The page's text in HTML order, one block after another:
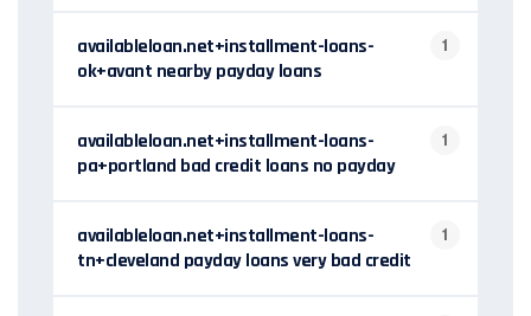
availableloan.net+installment-loans-
ok+avant nearby payday loans
1
availableloan.net+installment-loans-
pa+portland bad credit loans no payday
1
availableloan.net+installment-loans-
tn+cleveland payday loans very bad credit
1